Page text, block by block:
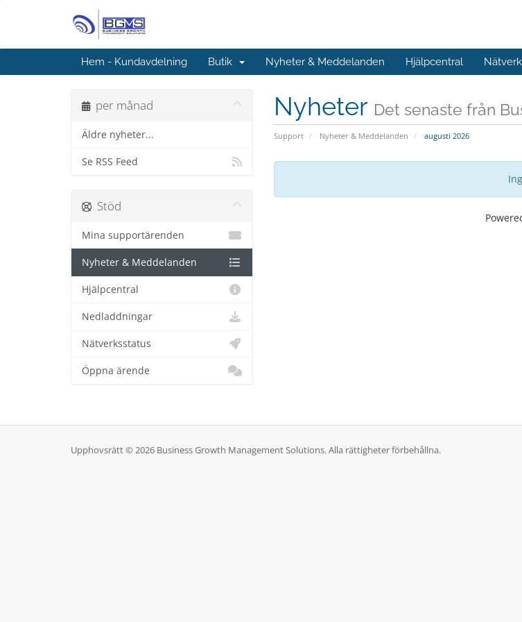
Hem - Kundavdelning Butik Nyheter & Meddelanden Hjälpcentral
Nyheter Det senaste från
Support Nyheter & Meddelanden augusti 2026
per månad
Äldre nyheter...
Se RSS Feed
Stöd
Mina supportärenden
Nyheter & Meddelanden
Hjälpcentral
Nedladdningar
Nätverksstatus
Öppna ärende
Upphovsrätt © 2026 Business Growth Management Solutions. Alla rättigheter förbehållna.